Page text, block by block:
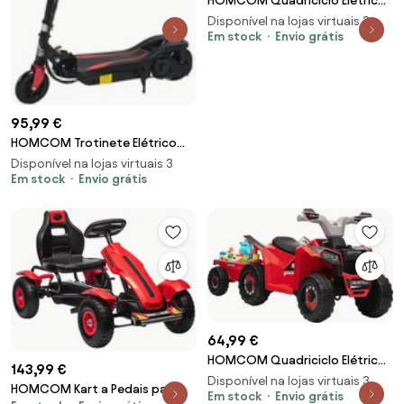
95,99 €
HOMCOM Trotinete Elétrico
Dobrável para Crianças de 7-14
anos Suporta até 50kg com
93cm Preto | Aosom Portugal
Disponível na lojas virtuais 3
Em stock
Envio grátis
para Crianças com Reboque
Bateria 6V de 18-36 Meses com
Disponível na lojas virtuais 3
Em stock
Envio grátis
143,99 €
HOMCOM Kart a Pedais para
64,99 €
HOMCOM Quadriciclo Elétrico
para Crianças com Reboque
Bateria 6V de 18-36 Meses com
Disponível na lojas virtuais 3
Em stock
Envio grátis